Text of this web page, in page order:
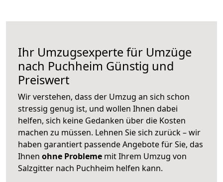
Ihr Umzugsexperte für Umzüge
nach Puchheim Günstig und
Preiswert
Wir verstehen, dass der Umzug an sich schon
stressig genug ist, und wollen Ihnen dabei
helfen, sich keine Gedanken über die Kosten
machen zu müssen. Lehnen Sie sich zurück – wir
haben garantiert passende Angebote für Sie, das
Ihnen ohne Probleme mit Ihrem Umzug von
Salzgitter nach Puchheim helfen kann.